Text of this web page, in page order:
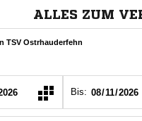
ALLES ZUM
TSV Ostrhauderfehn
Bis: